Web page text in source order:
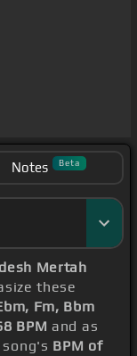
Notes Beta
Mertah
these
Fm, Bbm
BPM and as
BPM of